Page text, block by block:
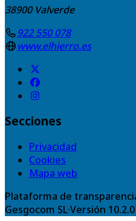
38900 Valverde
922 550 078
www.elhierro.es
Secciones
Privacidad
Cookies
Mapa web
Plataforma de
Gesgocom SL·Versión 10.2.0